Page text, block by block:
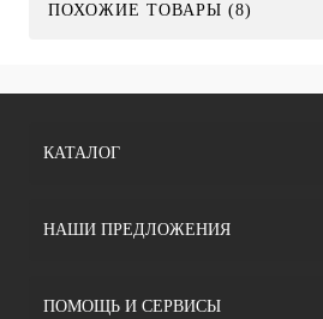
ПОХОЖИЕ ТОВАРЫ (8)
КАТАЛОГ
НАШИ ПРЕДЛОЖЕНИЯ
ПОМОЩЬ И СЕРВИСЫ